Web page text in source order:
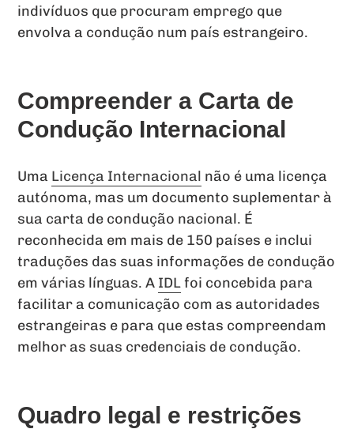
indivíduos que procuram emprego que
envolva a condução num país estrangeiro.
Compreender a Carta de
Condução Internacional
Uma Licença Internacional não é uma licença
autónoma, mas um documento suplementar à
sua carta de condução nacional. É
reconhecida em mais de 150 países e inclui
traduções das suas informações de condução
em várias línguas. A IDLfoi concebida para
facilitar a comunicação com as autoridades
estrangeiras e para que estas compreendam
melhor as suas credenciais de condução.
Quadro legal e restrições